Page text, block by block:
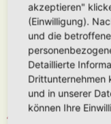
Hausverbot erteilen.
Du nimmst zur
Inhalte von
er nicht zur Kenntnis
Benutzerkonto,
sperren.
Du gestattest dem
abzuändern, sofern
sind, dem Betreiber
4. GENERAL PUBLIC
akzeptieren"
(Einwilligung).
und die
Detaillierte
Drittunternehmen
und in unserer
können Ihre